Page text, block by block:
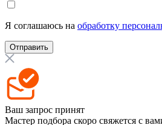
Я соглашаюсь на обработку
Отправить
Ваш запрос принят
Мастер подбора скоро свяжется с